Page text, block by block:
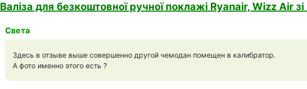
Валіза для безкоштовної ручної поклажі Ryanair, Wizz Air
Света
Здесь в отзыве выше совершенно другой чемодан помещен в калибратор.
А фото именно этого есть ?